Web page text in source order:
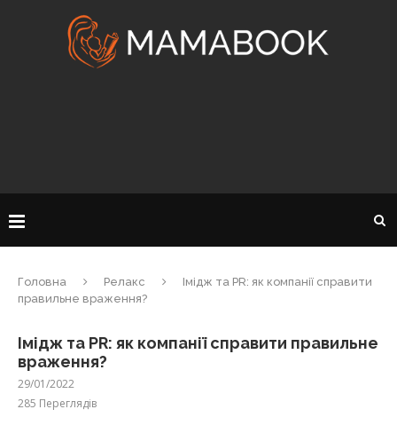
Головна Релакс
Імідж та PR: як компанії справити
правильне враження?
Імідж та PR: як компанії справити правильне
враження?
29/01/2022
285 Переглядів